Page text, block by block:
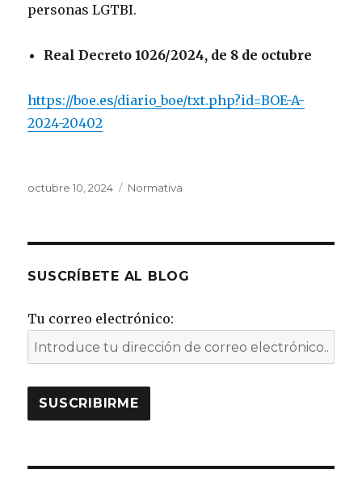
personas LGTBI.
Real Decreto 1026/2024, de 8 de octubre
https://boe.es/diario_boe/txt.php?id=BOE-A-
2024-20402
Publicado
octubre 10, 2024 Categorías
Normativa
SUSCRÍBETE AL BLOG
Tu correo electrónico: